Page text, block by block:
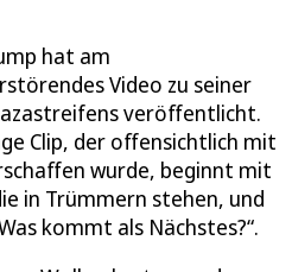
hat am
Video zu seiner
veröffentlicht.
Clip, der offensichtlich mit
wurde, beginnt mit
in Trümmern stehen, und
kommt als Nächstes?“.